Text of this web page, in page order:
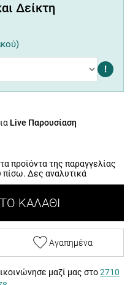
Δείκτη
!
Live Παρουσίαση
προϊόντα της παραγγελίας
πίσω. Δες αναλυτικά
ΚΑΛΆΘΙ
Αγαπημένα
μαζί μας στο2710